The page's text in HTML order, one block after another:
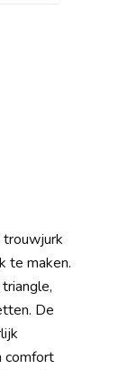
te maken.
De
comfort